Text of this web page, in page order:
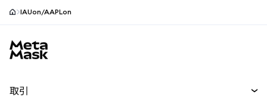
IAUon/AAPLon
取引